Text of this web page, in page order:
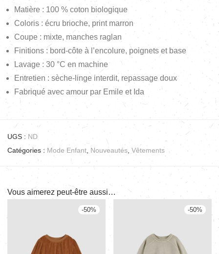
Matière : 100 % coton biologique
Coloris : écru brioche, print marron
Coupe : mixte, manches raglan
Finitions : bord-côte à l’encolure, poignets et base
Lavage : 30 °C en machine
Entretien : sèche-linge interdit, repassage doux
Fabriqué avec amour par Emile et Ida
UGS : ND
Catégories : Mode Enfant Nouveautés Vêtements
Vous aimerez peut-être aussi…
-50% -50%